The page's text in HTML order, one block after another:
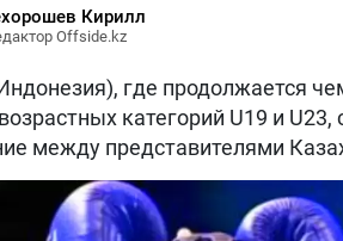
Кирилл
Offside.kz
где продолжается
категорий U19 и U23,
между представителями